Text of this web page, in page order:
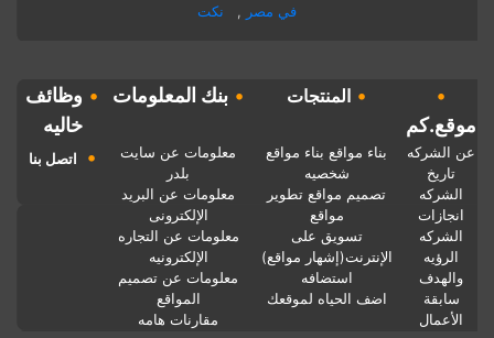
في مصر
, نكت
•
موقع.كم
• المنتجات •بنك المعلومات • وظائف
خاليه
عن الشركه
تاريخ
الشركه
انجازات
الشركه
الرؤيه
والهدف
سابقة
الأعمال
بناء مواقع بناء مواقع
شخصيه
تصميم مواقع تطوير
مواقع
تسويق على
الإنترنت(إشهار مواقع)
استضافه
اضف الحياه لموقعك
معلومات عن سايت
بلدر
معلومات عن البريد
الإلكترونى
معلومات عن التجاره
الإلكترونيه
معلومات عن تصميم
المواقع
مقارنات هامه
• اتصل بنا